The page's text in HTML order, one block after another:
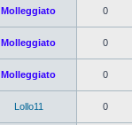
Molleggiato 0
Molleggiato 0
Molleggiato 0
Lollo11 0